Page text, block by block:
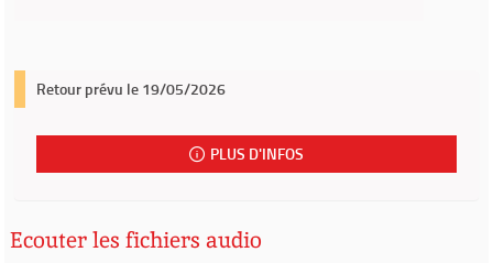
Retour prévu le 19/05/2026
PLUS D'INFOS
Ecouter les fichiers audio